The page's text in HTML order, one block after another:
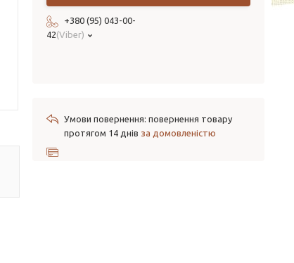
+380 (95) 043-00-
42 Viber
повернення товару
протягом 14 днів за домовленістю